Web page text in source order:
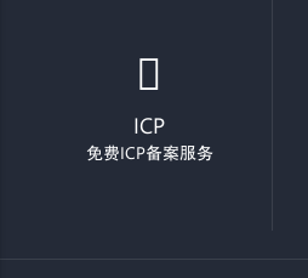
ICP
免费ICP备案服务